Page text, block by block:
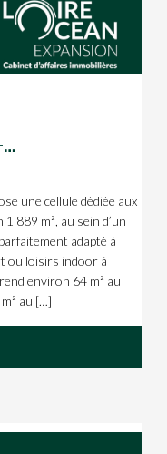
SALLE DE SPORT NEUVE – 1 889 m² – Roazhon Park
une cellule dédiée aux
889 m², au sein d’un
adapté à
ou loisirs indoor à
environ 64 m² au
au […]